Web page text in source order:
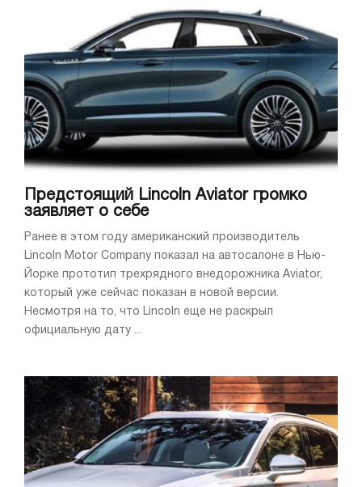
Предстоящий Lincoln Aviator громко
заявляет о себе
Ранее в этом году американский производитель
Lincoln Motor Company показал на автосалоне в Нью-
Йорке прототип трехрядного внедорожника Aviator,
который уже сейчас показан в новой версии.
Несмотря на то, что Lincoln еще не раскрыл
официальную дату ...